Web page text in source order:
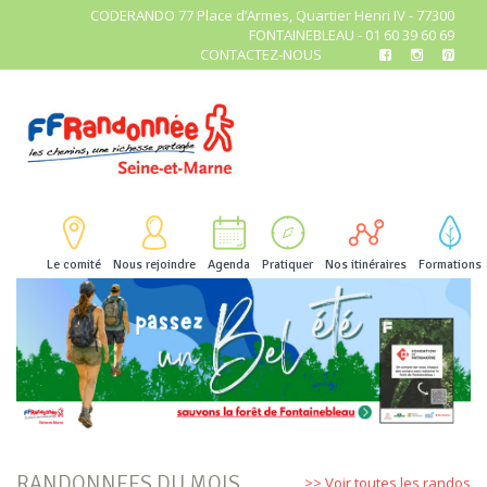
CODERANDO 77 Place d’Armes, Quartier Henri IV - 77300
FONTAINEBLEAU - 01 60 39 60 69
CONTACTEZ-NOUS
Le comité Nous rejoindre Agenda Pratiquer Nos itinéraires Formations
>> Voir toutes les randos